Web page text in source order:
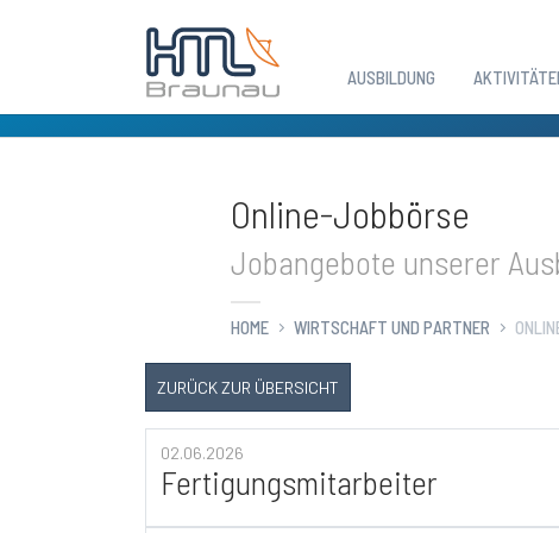
AUSBILDUNG
Online-Jobbörse
Jobangebote unserer
HOME WIRTSCHAFT UND PARTNER
ZURÜCK ZUR ÜBERSICHT
02.06.2026
Fertigungsmitarbeiter